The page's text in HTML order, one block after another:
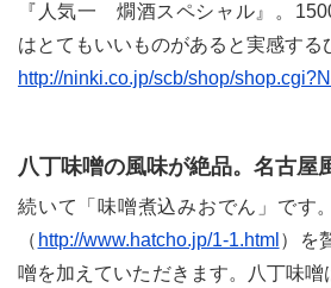
『人気一 燗酒スペシャル』。
はとてもいいものがあると実感する
http://ninki.co.jp/scb/shop/
八丁味噌の風味が絶品。名古屋
続いて「味噌煮込みおでん」です
（ http://www.hatcho.jp/1-1.html ）を
噌を加えていただきます。八丁味噌